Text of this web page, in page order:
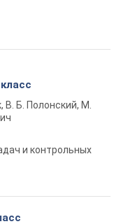
В. Б. Полонский, М.
и контрольных